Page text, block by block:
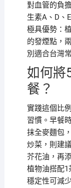
對血管的負
生素A、D、
極具優勢：
的發煙點，
別適合台灣
如何將
餐？
實踐這個比
習慣。早餐
抹全麥麵包
炒菜，則建
芥花油，再
植物油搭配1
穩定性可減